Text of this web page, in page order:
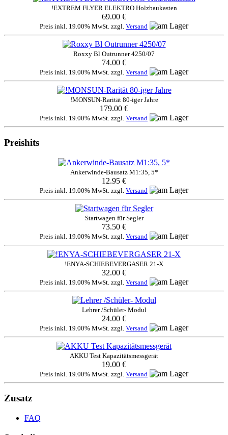
!EXTREM FLYER ELEKTRO Holzbaukasten
69.00 €
Preis inkl. 19.00% MwSt. zzgl. Versand
Roxxy Bl Outrunner 4250/07
74.00 €
Preis inkl. 19.00% MwSt. zzgl. Versand
!MONSUN-Rarität 80-iger Jahre
179.00 €
Preis inkl. 19.00% MwSt. zzgl. Versand
Preishits
Ankerwinde-Bausatz M1:35, 5*
12.95 €
Preis inkl. 19.00% MwSt. zzgl. Versand
Startwagen für Segler
73.50 €
Preis inkl. 19.00% MwSt. zzgl. Versand
!ENYA-SCHIEBEVERGASER 21-X
32.00 €
Preis inkl. 19.00% MwSt. zzgl. Versand
Lehrer /Schüler- Modul
24.00 €
Preis inkl. 19.00% MwSt. zzgl. Versand
AKKU Test Kapazitätsmessgerät
19.00 €
Preis inkl. 19.00% MwSt. zzgl. Versand
Zusatz
FAQ